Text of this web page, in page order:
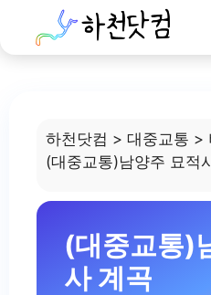
content
하천닷컴 > 대중교통 >
(대중교통)남양주 묘적
(대중교통)
사 계곡